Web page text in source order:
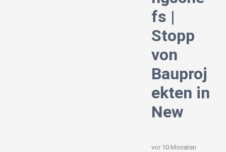
fs |
Stopp
von
Bauproj
ekten in
New
vor 10 Monaten